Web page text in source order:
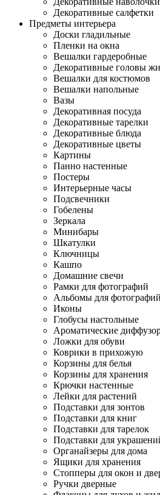
Декоративные салфетки
Предметы интерьера
Доски гладильные
Пленки на окна
Вешалки гардеробные
Декоративные головы
Вешалки для костюмов
Вешалки напольные
Вазы
Декоративная посуда
Декоративные тарелки
Декоративные блюда
Декоративные цветы
Картины
Панно настенные
Постеры
Интерьерные часы
Подсвечники
Гобелены
Зеркала
Минибары
Шкатулки
Ключницы
Кашпо
Домашние свечи
Рамки для фотографий
Альбомы для фотографий
Иконы
Глобусы настольные
Ароматические
Ложки для обуви
Коврики в прихожую
Корзины для белья
Корзины для хранения
Крючки настенные
Лейки для растений
Подставки для зонтов
Подставки для книг
Подставки для тарелок
Подставки для
Органайзеры для дома
Ящики для хранения
Стопперы для окон и
Ручки дверные